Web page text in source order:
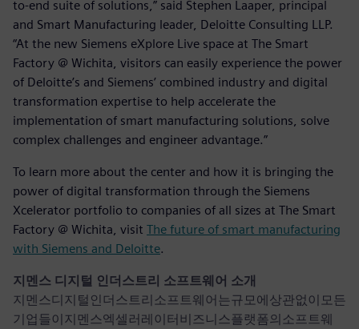
to-end suite of solutions,” said Stephen Laaper, principal
and Smart Manufacturing leader, Deloitte Consulting LLP.
“At the new Siemens eXplore Live space at The Smart
Factory @ Wichita, visitors can easily experience the power
of Deloitte’s and Siemens’ combined industry and digital
transformation expertise to help accelerate the
implementation of smart manufacturing solutions, solve
complex challenges and engineer advantage.”
To learn more about the center and how it is bringing the
power of digital transformation through the Siemens
Xcelerator portfolio to companies of all sizes at The Smart
Factory @ Wichita, visit The future of smart manufacturing
with Siemens and Deloitte.
지멘스 디지털 인더스트리 소프트웨어 소개
지멘스디지털인더스트리소프트웨어는규모에상관없이모든
기업들이지멘스엑셀러레이터비즈니스플랫폼의소프트웨